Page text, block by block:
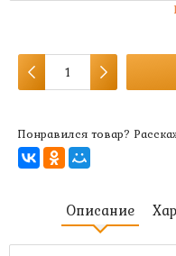
Понравился товар?
Описание